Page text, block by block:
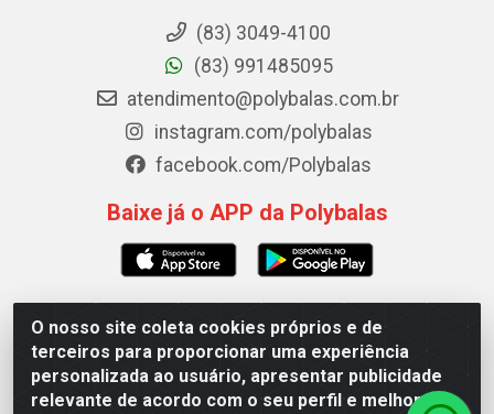
O nosso site coleta cookies próprios e de
terceiros para proporcionar uma experiência
personalizada ao usuário, apresentar publicidade
relevante de acordo com o seu perfil e melhorar a
(83) 3049-4100
(83) 991485095
atendimento@polybalas.com.br
instagram.com/polybalas
facebook.com/Polybalas
Baixe já o APP da Polybalas
Polybalas - Rua João Miguel de Souza, 173 Galpão B -
Ernesto Geisel, João Pessoa/PB - CEP 58.075-075 - CNPJ
00.909.327/0002-61